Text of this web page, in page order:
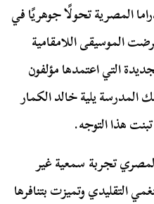
المصرية تحولًا جوهريًا في
الموسيقى اللامقامية
التي اعتمدها مؤلفون
المدرسة يلية خالد الكمار
هذا التوجه.
تجربة سمعية غير
التقليدي وتميزت بتنافرها